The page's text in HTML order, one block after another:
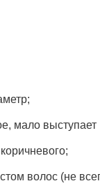
мало
волос (не